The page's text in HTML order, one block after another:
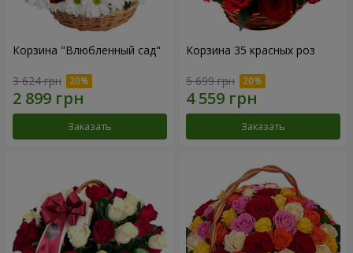
Корзина "Влюбленный сад"
3 624 грн
Заказать
Корзина 35 красных роз
5 699 грн
Заказать